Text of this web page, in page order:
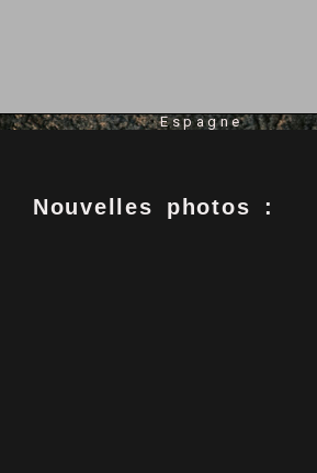
Espagne
Nouvelles photos :